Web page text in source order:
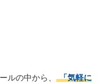
ルの中から、 「気軽に